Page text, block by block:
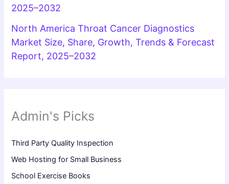
2025–2032
North America Throat Cancer Diagnostics
Market Size, Share, Growth, Trends & Forecast
Report, 2025–2032
Admin's Picks
Third Party Quality Inspection
Web Hosting for Small Business
School Exercise Books